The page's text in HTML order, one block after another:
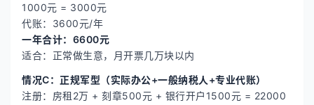
1000元 = 3000元
代账：3600元/年
一年合计：6600元
适合：正常做生意，月开票几万块以内
情况C：正规军型（实际办公+一般纳税人+专业代账）
注册：房租2万 + 刻章500元 + 银行开户1500元 = 22000